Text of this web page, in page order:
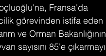
Fransa'da
görevinden istifa eden
ve Orman Bakanlığının
sayısını 85'e çıkarmayı